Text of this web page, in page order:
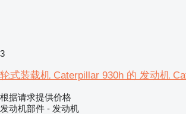
3
轮式装载机 Caterpillar 930h 的 发动机
根据请求提供价格
发动机部件 - 发动机